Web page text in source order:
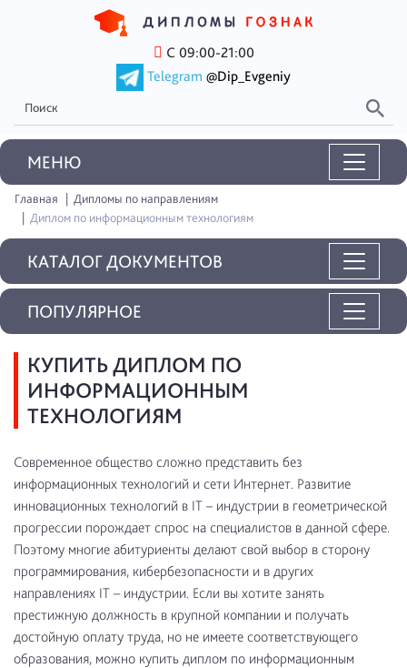
С 09:00-21:00
Telegram @Dip_Evgeniy
MEНЮ
Главная
Дипломы по направлениям
Диплом по информационным технологиям
КАТАЛОГ ДОКУМЕНТОВ
КУПИТЬ ДИПЛОМ ПО
ИНФОРМАЦИОННЫМ
ТЕХНОЛОГИЯМ
Современное общество сложно представить без
информационных технологий и сети Интернет. Развитие
инновационных технологий в IT – индустрии в геометрической
прогрессии порождает спрос на специалистов в данной сфере.
Поэтому многие абитуриенты делают свой выбор в сторону
программирования, кибербезопасности и в других
направлениях IT – индустрии. Если вы хотите занять
престижную должность в крупной компании и получать
достойную оплату труда, но не имеете соответствующего
образования, можно купить диплом по информационным
ПОПУЛЯРНОЕ